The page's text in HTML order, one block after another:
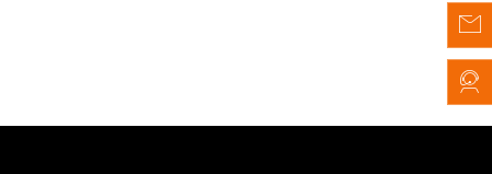
Suche